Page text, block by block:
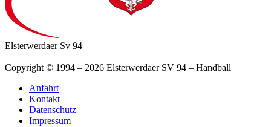
Elsterwerdaer Sv 94
Copyright © 1994 – 2026 Elsterwerdaer SV 94 – Handball
Anfahrt
Kontakt
Datenschutz
Impressum